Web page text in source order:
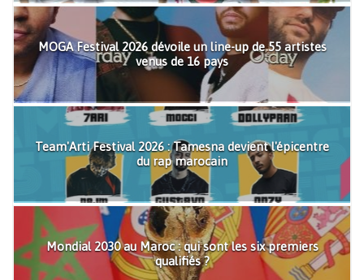
MOGA Festival 2026 dévoile un line-up de 55 artistes
venus de 16 pays
Team'Arti Festival 2026 : Tamesna devient l'épicentre
du rap marocain
Mondial 2030 au Maroc : qui sont les six premiers
qualifiés ?